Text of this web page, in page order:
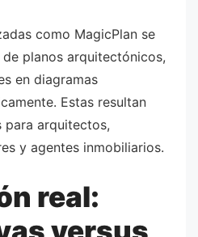
como MagicPlan se
planos arquitectónicos,
en diagramas
Estas resultan
para arquitectos,
y agentes inmobiliarios.
real:
versus